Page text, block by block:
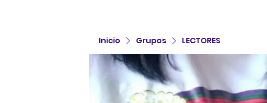
Inicio Grupos LECTORES